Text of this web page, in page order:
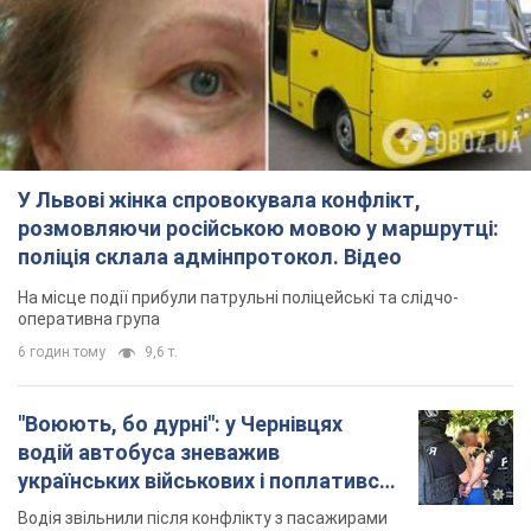
У Львові жінка спровокувала конфлікт,
розмовляючи російською мовою у маршрутці:
поліція склала адмінпротокол. Відео
На місце події прибули патрульні поліцейські та слідчо-
оперативна група
6 годин тому 9,6 т.
"Воюють, бо дурні": у Чернівцях
водій автобуса зневажив
українських військових і поплатився.
Відео
Водія звільнили після конфлікту з пасажирами